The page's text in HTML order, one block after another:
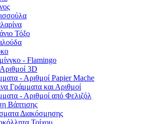
Τόξο
- Flamingo
3D
- Αριθμοί Papier Mache
Γράμματα και Αριθμοί
- Αριθμοί από Φελιζόλ
Βάπτισης
Διακόσμησης